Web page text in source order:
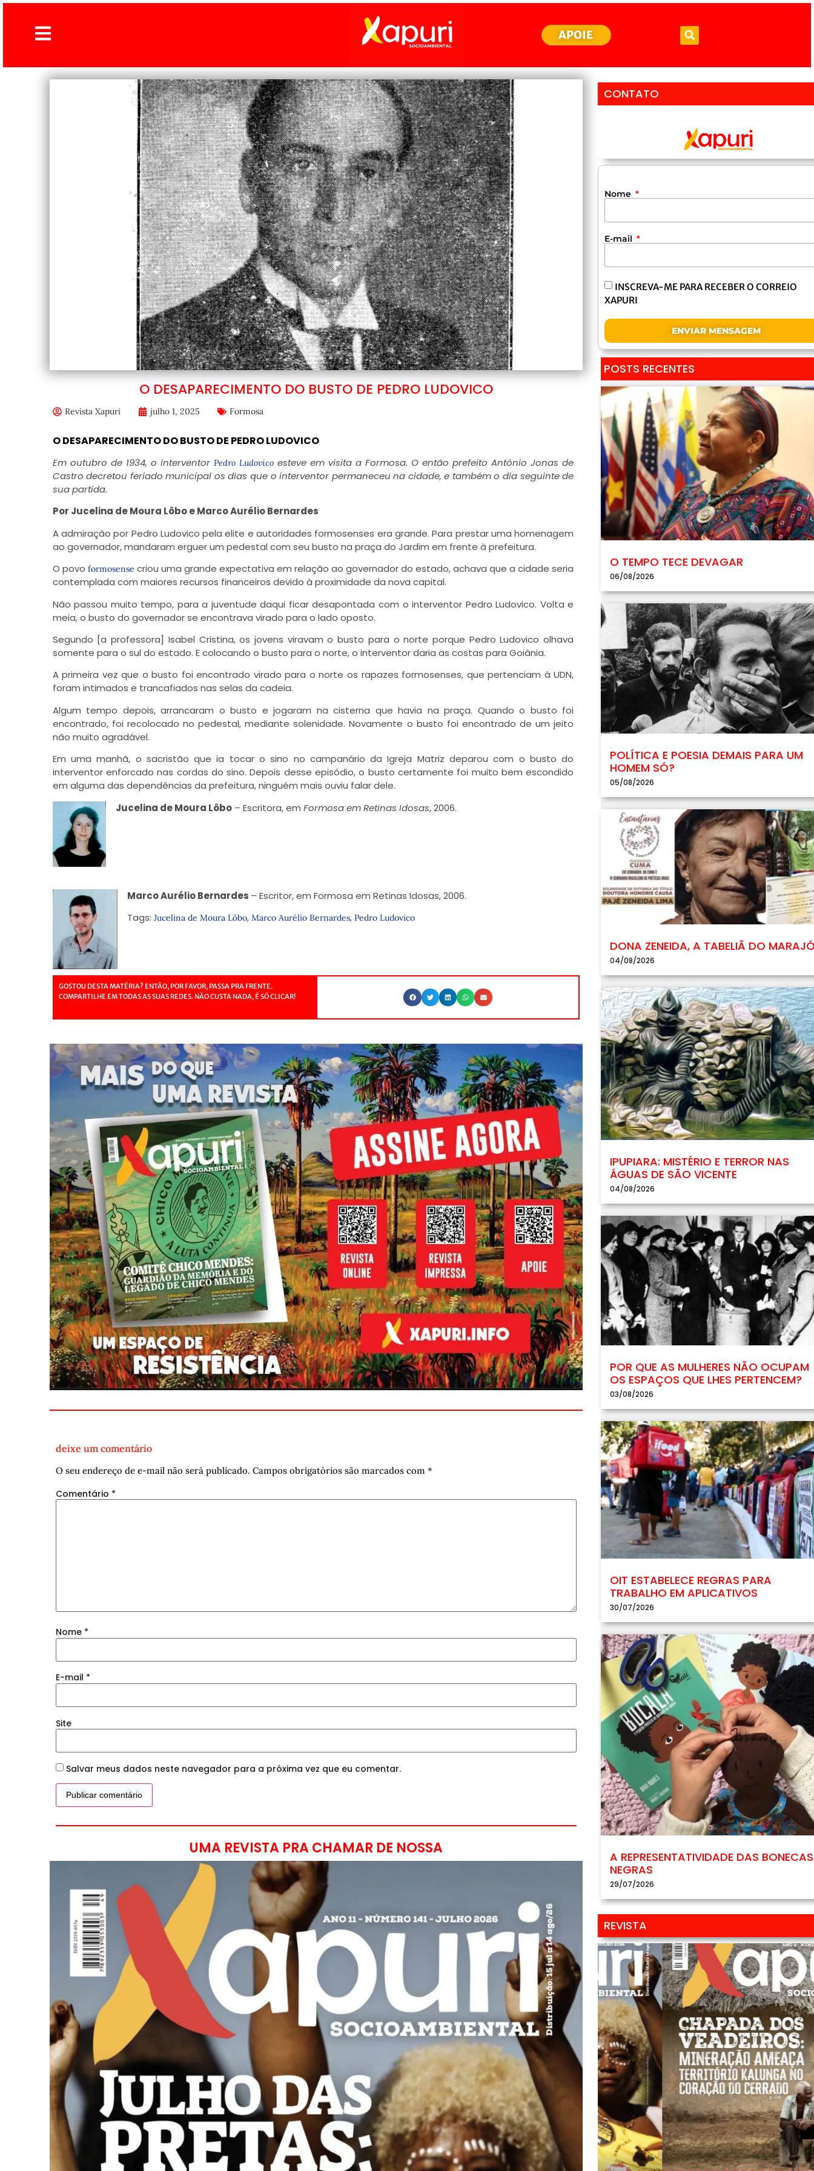
APOIE
O DESAPARECIMENTO DO BUSTO DE PEDRO LUDOVICO
Revista Xapuri julho 1, 2025 Formosa
O DESAPARECIMENTO DO BUSTO DE PEDRO LUDOVICO
Em outubro de 1934, o interventor Pedro Ludovicoesteve em visita a Formosa. O então prefeito Antônio Jonas de
Castro decretou feriado municipal os dias que o interventor permaneceu na cidade, e também o dia seguinte de
sua partida.
Por Jucelina de Moura Lôbo e Marco Aurélio Bernardes
A admiração por Pedro Ludovico pela elite e autoridades formosenses era grande. Para prestar uma homenagem
ao governador, mandaram erguer um pedestal com seu busto na praça do Jardim em frente à prefeitura.
O povo formosense criou uma grande expectativa em relação ao governador do estado, achava que a cidade seria
contemplada com maiores recursos financeiros devido à proximidade da nova capital.
Não passou muito tempo, para a juventude daqui ficar desapontada com o interventor Pedro Ludovico. Volta e
meia, o busto do governador se encontrava virado para o lado oposto.
Segundo [a professora] Isabel Cristina, os jovens viravam o busto para o norte porque Pedro Ludovico olhava
somente para o sul do estado. E colocando o busto para o norte, o interventor daria as costas para Goiânia.
A primeira vez que o busto foi encontrado virado para o norte os rapazes formosenses, que pertenciam à UDN,
foram intimados e trancafiados nas selas da cadeia.
Algum tempo depois, arrancaram o busto e jogaram na cisterna que havia na praça. Quando o busto foi
encontrado, foi recolocado no pedestal, mediante solenidade. Novamente o busto foi encontrado de um jeito
não muito agradável.
Em uma manhã, o sacristão que ia tocar o sino no campanário da Igreja Matriz deparou com o busto do
interventor enforcado nas cordas do sino. Depois desse episódio, o busto certamente foi muito bem escondido
em alguma das dependências da prefeitura, ninguém mais ouviu falar dele.
Jucelina de Moura Lôbo– Escritora, em Formosa em Retinas Idosas, 2006.
Marco Aurélio Bernardes – Escritor, em Formosa em Retinas Idosas, 2006.
Tags: Jucelina de Moura Lôbo, Marco Aurélio Bernardes, Pedro Ludovico
GOSTOU DESTA MATÉRIA? ENTÃO, POR FAVOR, PASSA PRA FRENTE.
COMPARTILHE EM TODAS AS SUAS REDES. NÃO CUSTA NADA, É SÓ CLICAR!
deixe um comentário
O seu endereço de e-mail não será publicado. Campos obrigatórios são marcados com *
Comentário *
Nome *
E-mail *
Site
Salvar meus dados neste navegador para a próxima vez que eu comentar.
UMA REVISTA PRA CHAMAR DE NOSSA
CONTATO
Nome
E-mail
INSCREVA-ME PARA RECEBER O CORREIO
XAPURI
ENVIAR MENSAGEM
POSTS RECENTES
O TEMPO TECE DEVAGAR
06/08/2026
POLÍTICA E POESIA DEMAIS PARA UM
HOMEM SÓ?
05/08/2026
DONA ZENEIDA, A TABELIÃ DO
04/08/2026
IPUPIARA: MISTÉRIO E TERROR NAS
ÁGUAS DE SÃO VICENTE
04/08/2026
POR QUE AS MULHERES NÃO OCUPAM
OS ESPAÇOS QUE LHES PERTENCEM?
03/08/2026
OIT ESTABELECE REGRAS PARA
TRABALHO EM APLICATIVOS
30/07/2026
A REPRESENTATIVIDADE DAS BONECAS
NEGRAS
29/07/2026
REVISTA